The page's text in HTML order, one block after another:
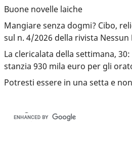
Buone novelle laiche
Mangiare senza dogmi? Cibo,
sul n. 4/2026 della rivista Nessun
La clericalata della settimana,
stanzia 930 mila euro per gli
Potresti essere in una setta e